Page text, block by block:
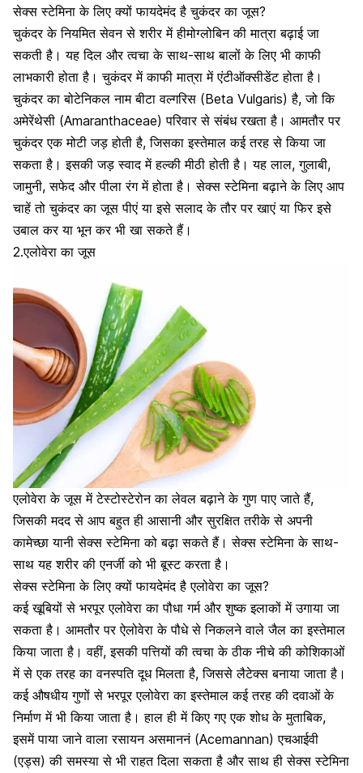
सेक्स स्टेमिना के लिए क्यों फायदेमंद है चुकंदर का जूस?
चुकंदर के नियमित सेवन से शरीर मेंहीमोग्लोबिन की मात्रा बढ़ाई जा
सकती है। यह दिल और त्वचा के साथ-साथ बालों के लिए भी काफी
लाभकारी होता है। चुकंदर में काफी मात्रा में एंटीऑक्सीडेंट होता है।
चुकंदर का बोटेनिकल नाम बीटा वल्गरिस (Beta Vulgaris) है, जो कि
अमेरेंथेसी (Amaranthaceae) परिवार से संबंध रखता है। आमतौर पर
चुकंदर एक मोटी जड़ होती है, जिसका इस्तेमाल कई तरह से किया जा
सकता है। इसकी जड़ स्वाद में हल्की मीठी होती है। यह लाल, गुलाबी,
जामुनी, सफेद और पीला रंग में होता है। सेक्स स्टेमिना बढ़ाने के लिए आप
चाहें तो चुकंदर का जूस पीएं या इसे सलाद के तौर पर खाएं या फिर इसे
उबाल कर या भून कर भी खा सकते हैं।
2.एलोवेरा का जूस
एलोवेरा के जूसमेंटेस्टोस्टेरोन का लेवल बढ़ाने के गुण पाए जाते हैं,
जिसकी मदद से आप बहुत ही आसानी और सुरक्षित तरीके से अपनी
कामेच्छा यानी सेक्स स्टेमिना को बढ़ा सकते हैं। सेक्स स्टेमिना के साथ-
साथ यह शरीर की एनर्जी को भी बूस्ट करता है।
सेक्स स्टेमिना के लिए क्यों फायदेमंद है एलोवेरा का जूस?
कई खूबियों से भरपूर एलोवेरा का पौधा गर्म और शुष्क इलाकों में उगाया जा
सकता है। आमतौर पर ऐलोवेरा के पौधे से निकलने वाले जैल का इस्तेमाल
किया जाता है। वहीं, इसकी पत्तियों की त्वचा के ठीक नीचे की कोशिकाओं
में से एक तरह का वनस्पति दूध मिलता है, जिससे लैटेक्स बनाया जाता है।
कई औषधीय गुणों से भरपूर एलोवेरा का इस्तेमाल कई तरह की दवाओं के
निर्माण में भी किया जाता है। हाल ही में किए गए एक शोध के मुताबिक,
इसमें पाया जाने वाला रसायन असमाननं (Acemannan)एचआईवी
(एड्स) की समस्या से भी राहत दिला सकता है और साथ ही सेक्स स्टेमिना